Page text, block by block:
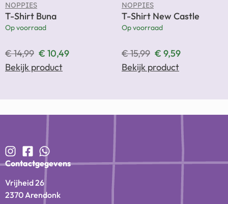
NOPPIES
T-Shirt Buna
Op voorraad
€14,99 € 10,49
Bekijk product
NOPPIES
T-Shirt New Castle
Op voorraad
€15,99 € 9,59
Bekijk product
Contactgegevens
Vrijheid 26
2370 Arendonk